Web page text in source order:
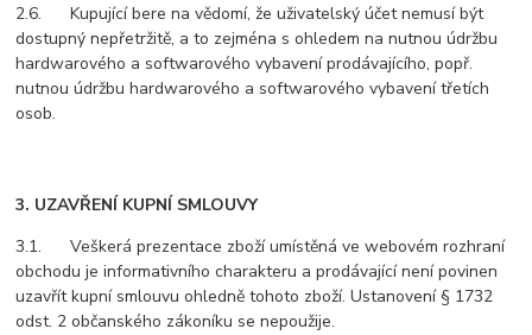
2.6. Kupující bere na vědomí, že uživatelský účet nemusí být
dostupný nepřetržitě, a to zejména s ohledem na nutnou údržbu
hardwarového a softwarového vybavení prodávajícího, popř.
nutnou údržbu hardwarového a softwarového vybavení třetích
osob.
3. UZAVŘENÍ KUPNÍ SMLOUVY
3.1. Veškerá prezentace zboží umístěná ve webovém rozhraní
obchodu je informativního charakteru a prodávající není povinen
uzavřít kupní smlouvu ohledně tohoto zboží. Ustanovení § 1732
odst. 2 občanského zákoníku se nepoužije.